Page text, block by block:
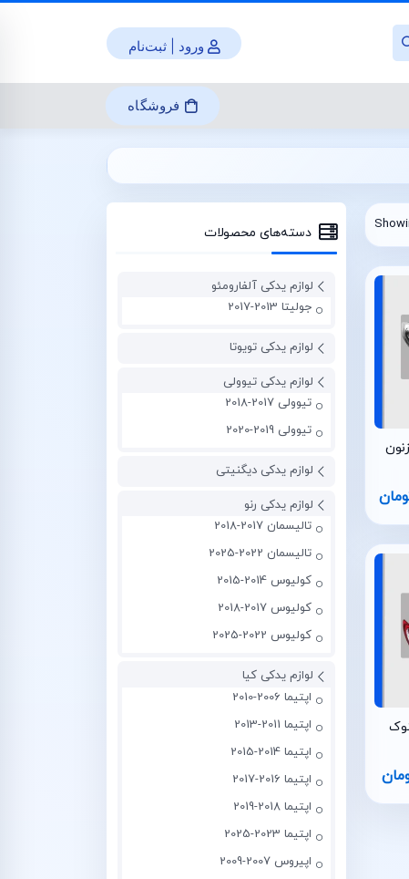
ورود | ثبت‌نام
فروشگاه
دسته‌های محصولات
لوازم یدکی آلفارومئو
جولیتا 2013-2017
لوازم یدکی تویوتا
لوازم یدکی تیوولی
تیوولی 2017-2018
تیوولی 2019-2020
لوازم یدکی دیگنیتی
لوازم یدکی رنو
تالیسمان 2017-2018
تالیسمان 2022-2025
کولیوس 2014-2015
کولیوس 2017-2018
کولیوس 2022-2025
لوازم یدکی کیا
اپتیما 2006-2010
اپتیما 2011-2013
اپتیما 2014-2015
اپتیما 2016-2017
اپتیما 2018-2019
اپتیما 2023-2025
اپیروس 2007-2009